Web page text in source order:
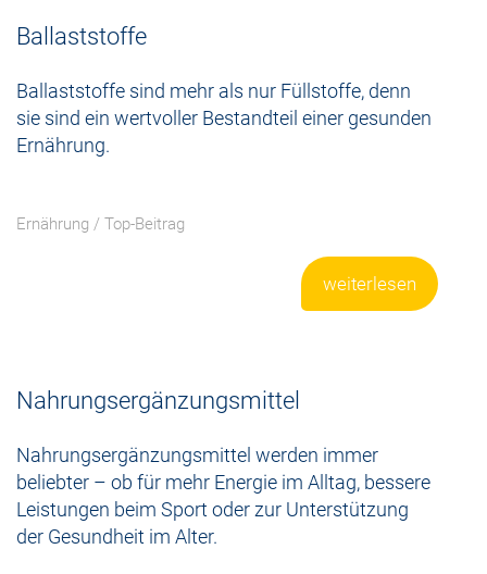
Ballaststoffe
Ballaststoffe sind mehr als nur Füllstoffe, denn
sie sind ein wertvoller Bestandteil einer gesunden
Ernährung.
Ernährung / Top-Beitrag
weiterlesen
Nahrungsergänzungsmittel
Nahrungsergänzungsmittel werden immer
beliebter – ob für mehr Energie im Alltag, bessere
Leistungen beim Sport oder zur Unterstützung
der Gesundheit im Alter.